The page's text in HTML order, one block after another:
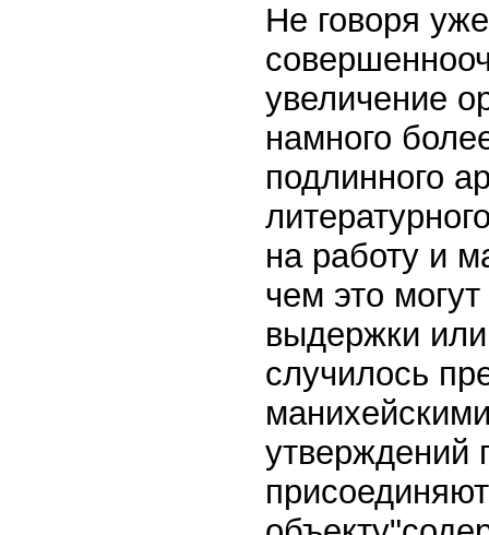
Не говоря
увеличение
намного
подлинного
на работу и
чем это
выдержки
случилось
утверждений